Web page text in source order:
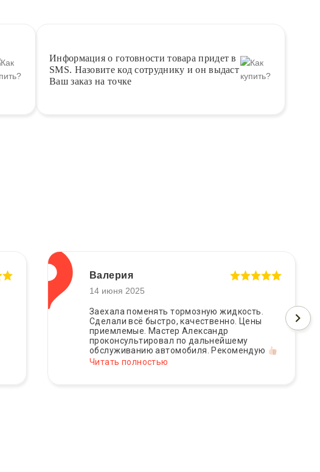
Информация о готовности товара придет в
SMS. Назовите код сотруднику и он выдаст
Ваш заказ на точке
Валерия
14 июня 2025
Заехала поменять тормозную жидкость.
Сделали всё быстро, качественно. Цены
приемлемые. Мастер Александр
проконсультировал по дальнейшему
обслуживанию автомобиля. Рекомендую
Читать полностью